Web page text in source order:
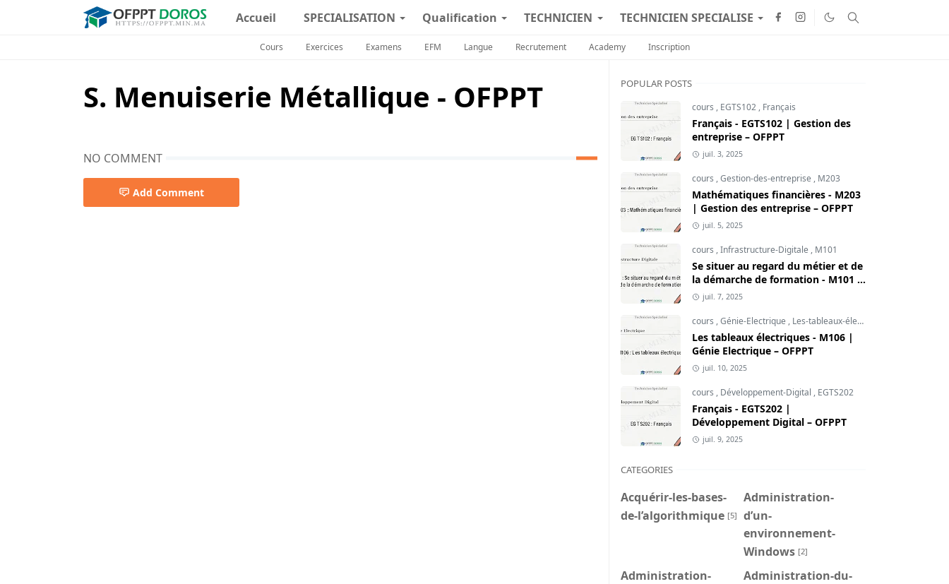
Accueil SPECIALISATION Qualification TECHNICIEN TECHNICIEN SPECIALISE
Cours Exercices Examens EFM Langue Recrutement Academy Inscription
S. Menuiserie Métallique - OFPPT
NO COMMENT
Add Comment
POPULAR POSTS
cours , EGTS102 , Français
Français - EGTS102 | Gestion des
entreprise – OFPPT
juil. 3, 2025
cours ,Gestion-des-entreprise , M203
Mathématiques financières - M203
| Gestion des entreprise – OFPPT
juil. 5, 2025
cours ,Infrastructure-Digitale , M101
Se situer au regard du métier et de
la démarche de formation - M101 |
Infrastructure Digitale – OFPPT
juil. 7, 2025
cours ,Génie-Electrique , Les-tableaux-électriques
Les tableaux électriques - M106 |
Génie Electrique – OFPPT
juil. 10, 2025
cours , Développement-Digital , EGTS202
Français - EGTS202 |
Développement Digital – OFPPT
juil. 9, 2025
CATEGORIES
Acquérir-les-bases-
de-l’algorithmique [5]
Administration-
d’un-
environnement-
Windows [2]
Administration-
Administration-du-